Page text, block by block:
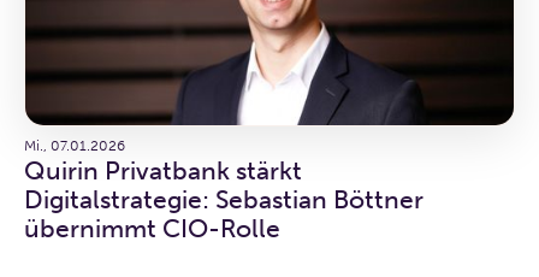
Mi., 07.01.2026
Quirin Privatbank stärkt
Digitalstrategie: Sebastian Böttner
übernimmt CIO-Rolle